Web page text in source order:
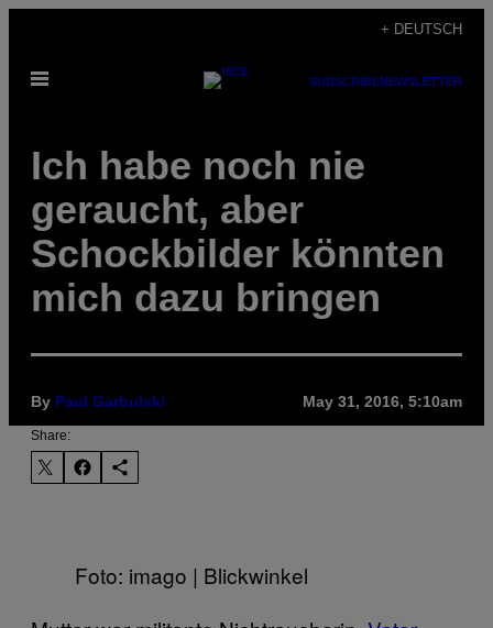
content
+ DEUTSCH
Open
SUBSCRIBENEWSLETTER
Ich habe noch nie
geraucht, aber
Schockbilder könnten
mich dazu bringen
By Paul Garbulski May 31, 2016, 5:10am
Share:
Foto: imago | Blickwinkel